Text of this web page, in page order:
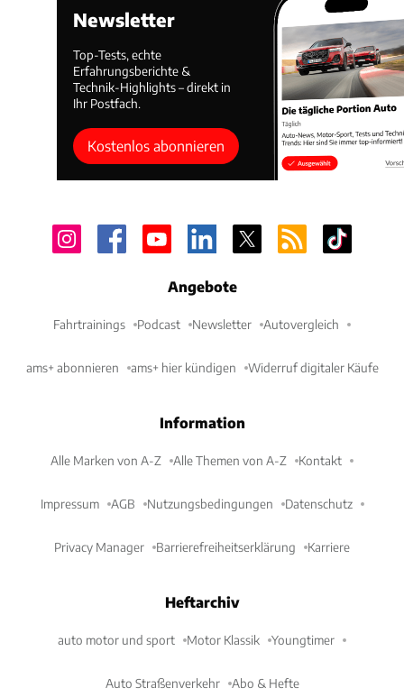
Newsletter
Top-Tests, echte
Erfahrungsberichte &
Technik-Highlights – direkt in
Ihr Postfach.
Kostenlos abonnieren
Angebote
Fahrtrainings Podcast Newsletter Autovergleich
ams+ abonnieren ams+ hier kündigen Widerruf digitaler Käufe
Information
Alle Marken von A-Z Alle Themen von A-Z Kontakt
Impressum AGB Nutzungsbedingungen Datenschutz
Privacy Manager Barrierefreiheitserklärung Karriere
Heftarchiv
auto motor und sport Motor Klassik Youngtimer
Auto Straßenverkehr Abo & Hefte